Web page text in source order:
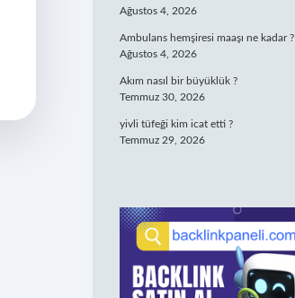
Ağustos 4, 2026
Ambulans hemşiresi maaşı ne kadar ?
Ağustos 4, 2026
Akım nasıl bir büyüklük ?
Temmuz 30, 2026
yivli tüfeği kim icat etti ?
Temmuz 29, 2026